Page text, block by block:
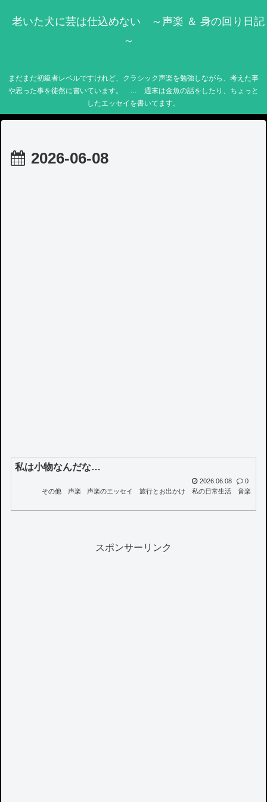
老いた犬に芸は仕込めない ～声楽 ＆ 身の回り日記
～
まだまだ初級者レベルですけれど、クラシック声楽を勉強しながら、考えた事
や思った事を徒然に書いています。 … 週末は金魚の話をしたり、ちょっと
したエッセイを書いてます。
2026-06-08
私は小物なんだな…
2026.06.08
0
その他
声楽 声楽のエッセイ 旅行とお出かけ 私の日常生活 音楽
スポンサーリンク